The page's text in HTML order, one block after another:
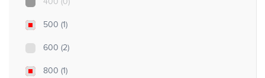
500 (1)
600 (2)
800 (1)